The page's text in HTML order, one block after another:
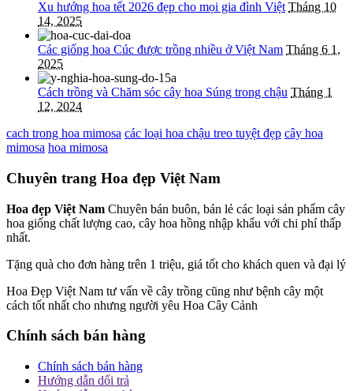
Xu hướng hoa tết 2026 đẹp cho mọi gia đình Việt Tháng 10
14, 2025
Các giống hoa Cúc được trồng nhiều ở Việt Nam Tháng 6 1,
2025
Cách trồng và Chăm sóc cây hoa Súng trong chậu Tháng 1
12, 2024
cach trong hoa mimosa các loại hoa chậu treo tuyệt đẹp cây hoa
mimosa hoa mimosa
Chuyên trang Hoa đẹp Việt Nam
Hoa đẹp Việt Nam Chuyên bán buôn, bán lẻ các loại sản phẩm cây
hoa giống chất lượng cao, cây hoa hồng nhập khẩu với chi phí thấp
nhất.
Tặng quà cho đơn hàng trên 1 triệu, giá tốt cho khách quen và đại lý
Hoa Đẹp Việt Nam tư vấn về cây trồng cũng như bệnh cây một
cách tốt nhất cho nhưng người yêu Hoa Cây Cảnh
Chính sách bán hàng
Chính sách bán hàng
Hướng dẫn dổi trả